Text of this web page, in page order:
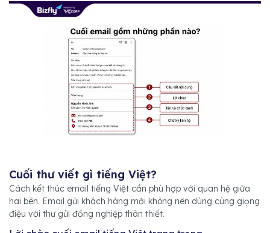
Cuối thư viết gì tiếng Việt?
Cách kết thúc email tiếng Việt cần phù hợp với quan hệ giữa
hai bên. Email gửi khách hàng mới không nên dùng cùng giọng
điệu với thư gửi đồng nghiệp thân thiết.